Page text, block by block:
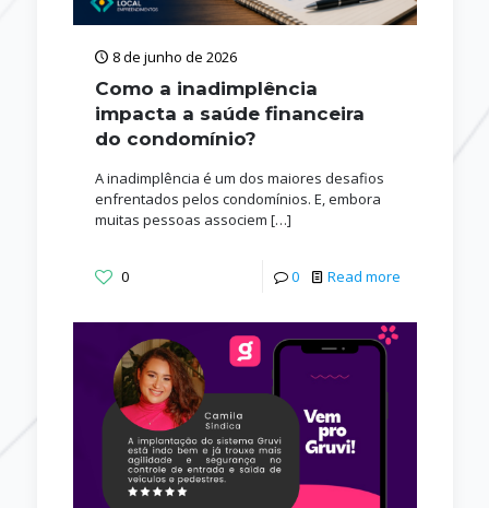
8 de junho de 2026
Como a inadimplência
impacta a saúde financeira
do condomínio?
A inadimplência é um dos maiores desafios
enfrentados pelos condomínios. E, embora
muitas pessoas associem […]
0 0 Read more